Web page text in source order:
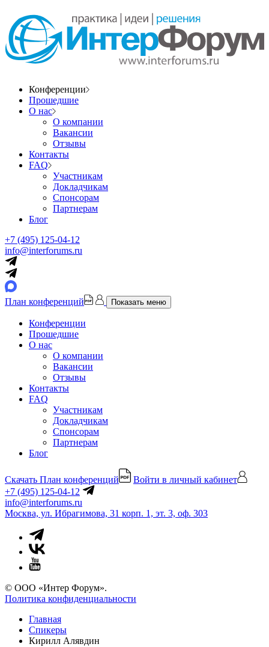
Конференции
Прошедшие
О нас
О компании
Вакансии
Отзывы
Контакты
FAQ
Участникам
Докладчикам
Спонсорам
Партнерам
Блог
+7 (495) 125-04-12
info@interforums.ru
План конференций Показать меню
Конференции
Прошедшие
О нас
О компании
Вакансии
Отзывы
Контакты
FAQ
Участникам
Докладчикам
Спонсорам
Партнерам
Блог
Скачать План конференций
Войти в личный кабинет
+7 (495) 125-04-12
info@interforums.ru
Москва, ул. Ибрагимова, 31 корп. 1, эт. 3, оф. 303
© ООО «Интер Форум».
Политика конфиденциальности
Главная
Спикеры
Кирилл Алявдин